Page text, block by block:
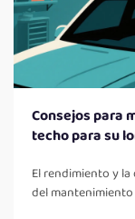
Consejos para
techo para su
El rendimiento y
del